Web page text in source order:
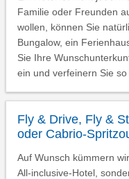
Familie oder Freunden
wollen, können Sie
Bungalow, ein
Sie Ihre
ein und verfeinern Sie so
Fly & Drive, Fly &
oder Cabrio-
Auf Wunsch kümmern
All-inclusive-Hotel,